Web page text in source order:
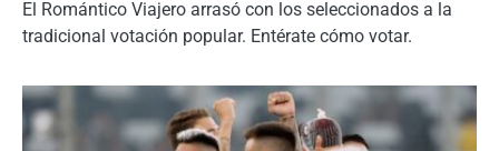
El Romántico Viajero arrasó con los seleccionados a la
tradicional votación popular. Entérate cómo votar.